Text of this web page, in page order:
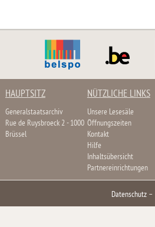
HAUPTSITZ
Generalstaatsarchiv
Rue de Ruysbroeck 2 - 1000
Brüssel
NÜTZLICHE LINKS
Unsere Lesesäle
Öffnungszeiten
Kontakt
Hilfe
Inhaltsübersicht
Partnereinrichtungen
Datenschutz –